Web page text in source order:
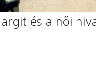
és a női